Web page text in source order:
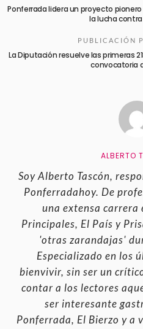
Ponferrada lidera un proyecto
la lucha
PUBLICACIÓN
La Diputación resuelve las primeras
convocatoria
ALBERTO
Soy Alberto Tascón,
Ponferradahoy. De
una extensa carrera
Principales, El País y
'otras zarandajas'
Especializado en los
bienvivir, sin ser un
contar a los lectores
ser interesante
Ponferrada, El Bierzo y a